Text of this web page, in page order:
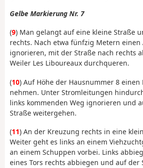
Gelbe Markierung Nr. 7
(9) Man gelangt auf eine kleine Straße
rechts. Nach etwa fünfzig Metern einen
ignorieren, mit der Straße nach rechts
Weiler Les Liboureaux durchqueren.
(10) Auf Höhe der Hausnummer 8 einen
nehmen. Unter Stromleitungen
links kommenden Weg ignorieren und
Straße weitergehen.
(11) An der Kreuzung rechts in eine
Weiter geht es links an einem
an einem Schuppen vorbei. Links
eines Tors rechts abbiegen und auf der